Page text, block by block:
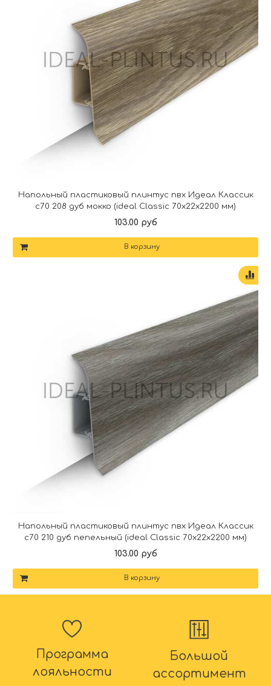
Напольный пластиковый плинтус пвх Идеал Классик
c70 208 дуб мокко (ideal Classic 70х22х2200 мм)
103.00 руб
В корзину
Напольный пластиковый плинтус пвх Идеал Классик
c70 210 дуб пепельный (ideal Classic 70х22х2200 мм)
103.00 руб
В корзину
Программа
лояльности
Большой
ассортимент